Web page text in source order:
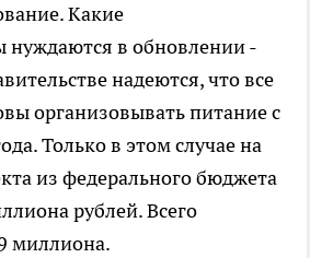
Какие
нуждаются в обновлении -
надеются, что все
организовывать питание с
Только в этом случае на
из федерального бюджета
рублей. Всего
миллиона.